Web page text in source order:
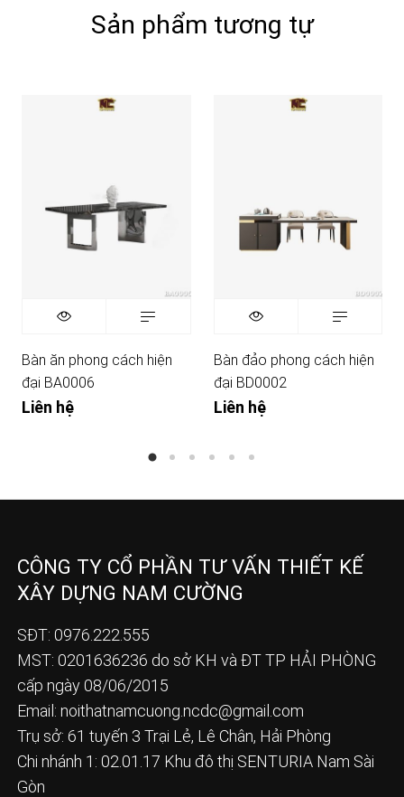
Sản phẩm tương tự
Bàn ăn phong cách hiện
đại BA0006
Liên hệ
Bàn đảo phong cách hiện
đại BD0002
Liên hệ
CÔNG TY CỔ PHẦN TƯ VẤN THIẾT KẾ
XÂY DỰNG NAM CƯỜNG
SĐT: 0976.222.555
MST: 0201636236 do sở KH và ĐT TP HẢI PHÒNG
cấp ngày 08/06/2015
Email: noithatnamcuong.ncdc@gmail.com
Trụ sở: 61 tuyến 3 Trại Lẻ, Lê Chân, Hải Phòng
Chi nhánh 1: 02.01.17 Khu đô thị SENTURIA Nam Sài
Gòn